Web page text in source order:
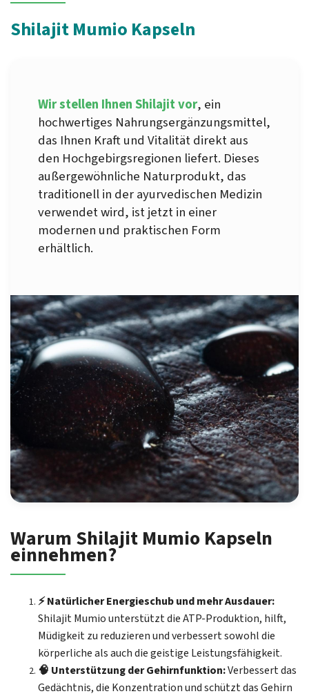
Shilajit Mumio Kapseln
Wir stellen Ihnen Shilajit vor, ein
hochwertiges Nahrungsergänzungsmittel,
das Ihnen Kraft und Vitalität direkt aus
den Hochgebirgsregionen liefert. Dieses
außergewöhnliche Naturprodukt, das
traditionell in der ayurvedischen Medizin
verwendet wird, ist jetzt in einer
modernen und praktischen Form
erhältlich.
Warum Shilajit Mumio Kapseln
einnehmen?
⚡ Natürlicher Energieschub und mehr Ausdauer:
Shilajit Mumio unterstützt die ATP-Produktion, hilft,
Müdigkeit zu reduzieren und verbessert sowohl die
körperliche als auch die geistige Leistungsfähigkeit.
🧠 Unterstützung der Gehirnfunktion:Verbessert das
Gedächtnis, die Konzentration und schützt das Gehirn